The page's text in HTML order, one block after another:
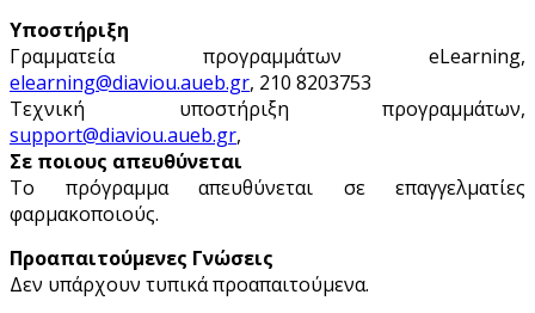
Υποστήριξη
Γραμματεία προγραμμάτων eLearning,
elearning@diaviou.aueb.gr, 210 8203753
Τεχνική υποστήριξη προγραμμάτων,
support@diaviou.aueb.gr,
Σε ποιους απευθύνεται
Το πρόγραμμα απευθύνεται σε επαγγελματίες
φαρμακοποιούς.
Προαπαιτούμενες Γνώσεις
Δεν υπάρχουν τυπικά προαπαιτούμενα.